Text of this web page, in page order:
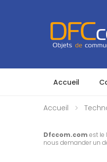
Accueil
Accueil
Dfccom.com est le
nous demander un